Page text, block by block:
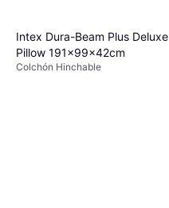
Intex Dura-Beam Plus Deluxe
Pillow 191x99x42cm
Colchón Hinchable